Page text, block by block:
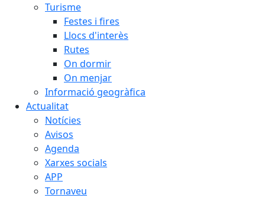
Turisme
Festes i fires
Llocs d'interès
Rutes
On dormir
On menjar
Informació geogràfica
Actualitat
Notícies
Avisos
Agenda
Xarxes socials
APP
Tornaveu